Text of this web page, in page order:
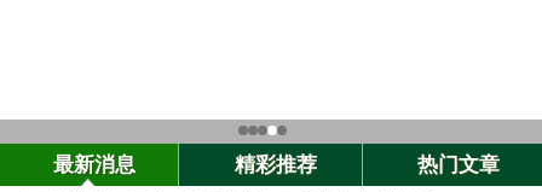
最新消息 精彩推荐 热门文章